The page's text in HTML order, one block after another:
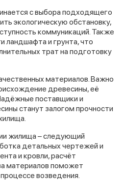
с выбора подходящего
экологическую обстановку,
коммуникаций. Также
ландшафта и грунта, что
трат на подготовку
материалов. Важно
древесины, её
поставщики и
станут залогом прочности
жилища – следующий
детальных чертежей и
и кровли, расчёт
материалов поможет
возведения.